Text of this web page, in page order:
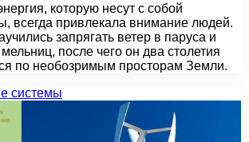
которую несут с собой
всегда привлекала внимание людей.
запрягать ветер в паруса и
после чего он два столетия
по необозримым просторам Земли.
системы